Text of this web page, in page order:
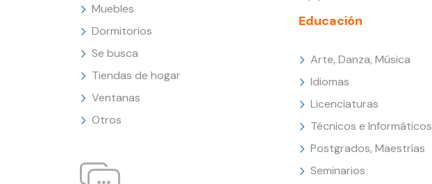
Muebles
Dormitorios
Se busca
Tiendas de hogar
Ventanas
Otros
Educación
Arte, Danza, Música
Idiomas
Licenciaturas
Técnicos e Informáticos
Postgrados, Maestrías
Seminarios